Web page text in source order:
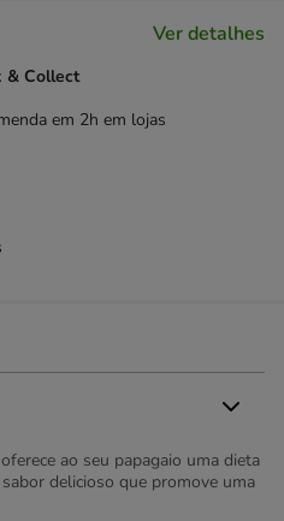
Ver detalhes
& Collect
em 2h em lojas
ao seu papagaio uma dieta
delicioso que promove uma